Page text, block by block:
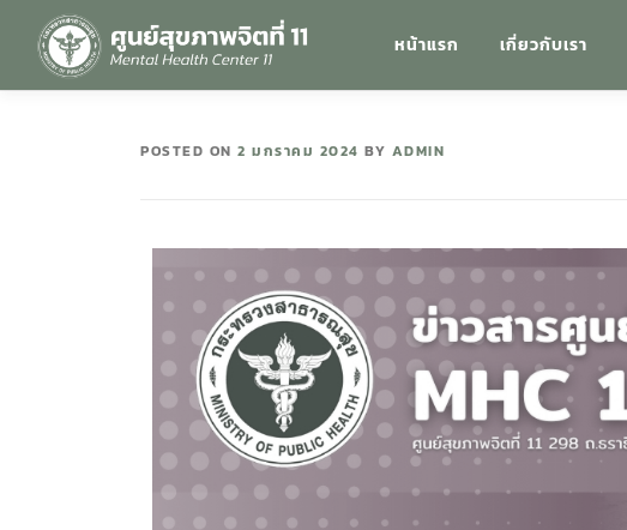
หน้าแรก เกี่ยวกับเรา
POSTED ON 2 มกราคม 2024 BY ADMIN